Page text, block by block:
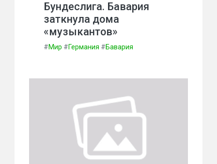
Бундеслига. Бавария
заткнула дома
«музыкантов»
#Мир #Германия #Бавария